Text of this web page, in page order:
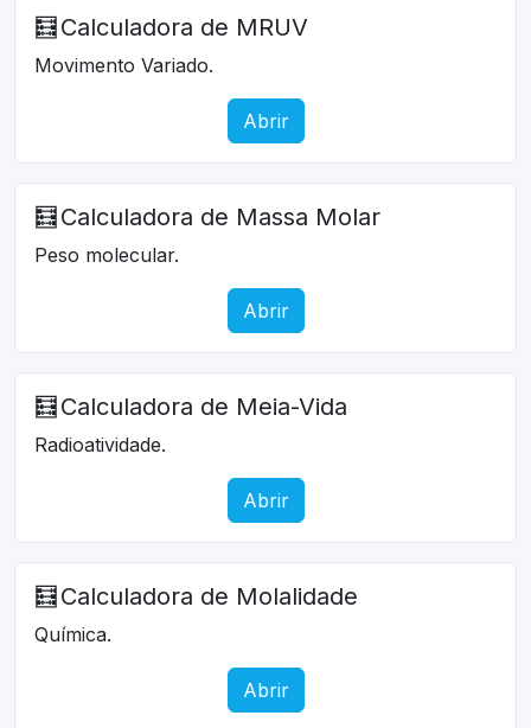
🧮 Calculadora de MRUV
Movimento Variado.
Abrir
🧮 Calculadora de Massa Molar
Peso molecular.
Abrir
🧮 Calculadora de Meia-Vida
Radioatividade.
Abrir
🧮 Calculadora de Molalidade
Química.
Abrir